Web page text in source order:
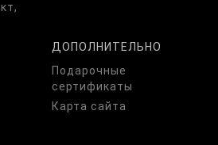
ДОПОЛНИТЕЛЬНО
Подарочные
сертификаты
Карта сайта